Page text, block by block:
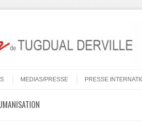
MEDIAS/PRESSE PRESSE